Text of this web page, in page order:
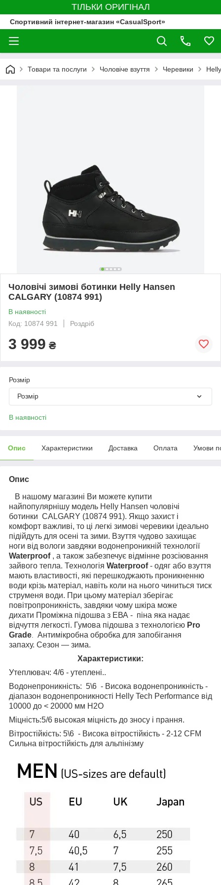
ТІЛЬКИ ОРИГІНАЛ
Спортивний інтернет-магазин «CasualSport»
Товари та послуги Чоловіче взуття Черевики
Чоловічі зимові ботинки Helly Hansen
CALGARY (10874 991)
В наявності
Код: 10874 991
Роздріб
3 999 ₴
Розмір
Розмір
В наявності
Опис Характеристики Доставка Оплата Умови
Опис
В нашому магазині Ви можете купити
найпопулярнішу модель Helly Hansen чоловічі
ботинки CALGARY (10874 991). Якщо захист і
комфорт важливі, то ці легкі зимові черевики ідеально
підійдуть для осені та зими. Взуття чудово захищає
ноги від вологи завдяки водонепроникній технології
Waterproof , а також забезпечує відмінне розсіювання
зайвого тепла. Технологія Waterproof- одяг або взуття
мають властивості, які перешкоджають проникненню
води крізь матеріал, навіть коли на нього чиниться тиск
струменя води. При цьому матеріал зберігає
повітропроникність, завдяки чому шкіра може
дихати Проміжна підошва з ЕВА - піна яка надає
відчуття легкості. Гумова підошва з технологією Pro
Grade
Антимікробна обробка для запобігання
запаху. Сезон — зима.
Характеристики:
Утеплювач: 4/6 - утеплені..
Водонепроникність: 5\6 - Висока водонепроникність -
діапазон водонепроникності Helly Tech Performance від
10000 до < 20000 мм H2O
Міцність:5/6 высокая міцність до зносу і прання.
Вітростійкість: 5\6 - Висока вітростійкість - 2-12 CFM
Сильна вітростійкість для альпінізму